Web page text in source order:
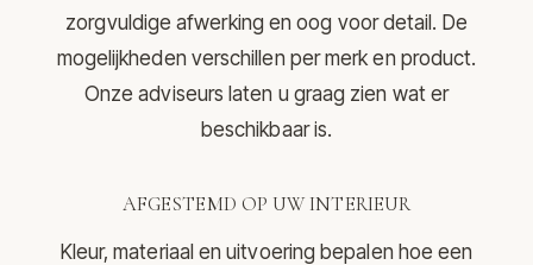
zorgvuldige afwerking en oog voor detail. De
mogelijkheden verschillen per merk en product.
Onze adviseurs laten u graag zien wat er
beschikbaar is.
AFGESTEMD OP UW INTERIEUR
Kleur, materiaal en uitvoering bepalen hoe een